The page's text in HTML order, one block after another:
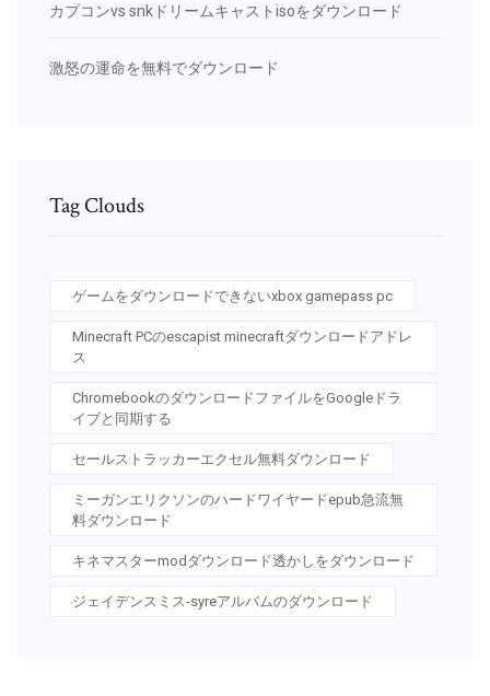
カプコンvs snkドリームキャストisoをダウンロード
激怒の運命を無料でダウンロード
Tag Clouds
ゲームをダウンロードできないxbox gamepass pc
Minecraft PCのescapist minecraftダウンロードアドレ
ス
ChromebookのダウンロードファイルをGoogleドラ
イブと同期する
セールストラッカーエクセル無料ダウンロード
ミーガンエリクソンのハードワイヤードepub急流無
料ダウンロード
キネマスターmodダウンロード透かしをダウンロード
ジェイデンスミス-syreアルバムのダウンロード